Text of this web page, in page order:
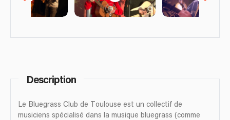
Description
Le Bluegrass Club de Toulouse est un collectif de
musiciens spécialisé dans la musique bluegrass (comme